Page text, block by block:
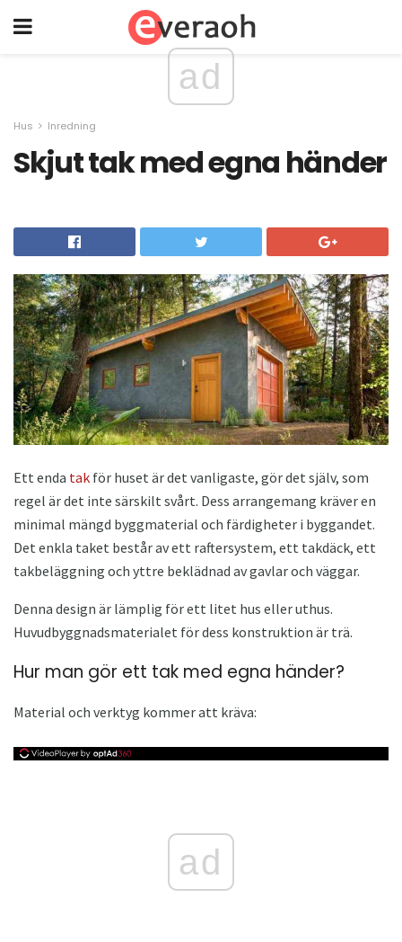
ad
Hus Inredning
Skjut tak med egna händer
Ett enda tak för huset är det vanligaste, gör det själv, som
regel är det inte särskilt svårt. Dess arrangemang kräver en
minimal mängd byggmaterial och färdigheter i byggandet.
Det enkla taket består av ett raftersystem, ett takdäck, ett
takbeläggning och yttre beklädnad av gavlar och väggar.
Denna design är lämplig för ett litet hus eller uthus.
Huvudbyggnadsmaterialet för dess konstruktion är trä.
Hur man gör ett tak med egna händer?
Material och verktyg kommer att kräva:
ad